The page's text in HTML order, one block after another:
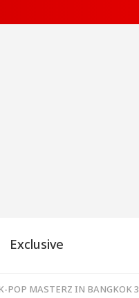
Exclusive
POP MASTERZ IN BANGKOK